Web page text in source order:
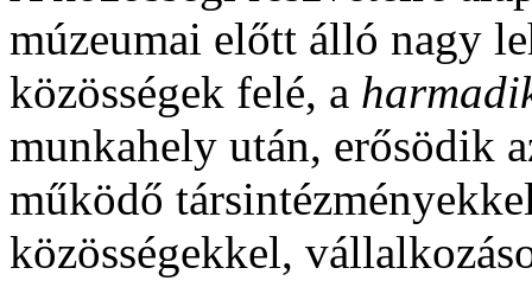
múzeumai előtt álló nagy
közösségek felé, a
munkahely után, erősödik
működő
közösségekkel,